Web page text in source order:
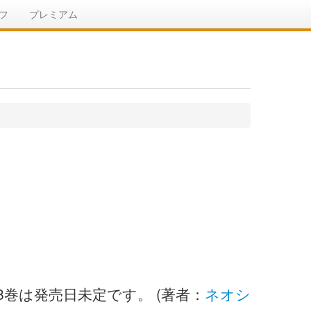
プレミアム
は発売日未定です。 (著者： ネオシ